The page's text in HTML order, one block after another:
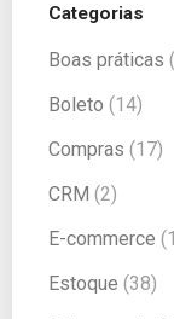
Categorias
Boas práticas
Boleto (14)
Compras (17)
CRM (2)
E-commerce
Estoque (38)